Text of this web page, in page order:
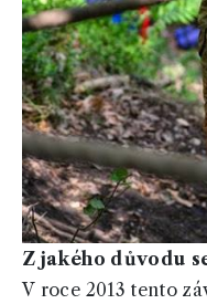
Z jakého důvodu
V roce 2013 tento